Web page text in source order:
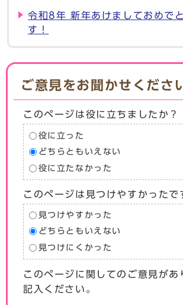
令和8年 新年あけましておめで
す！
ご意見をお聞かせくださ
このページは役に立ちましたか？
役に立った
どちらともいえない
役に立たなかった
このページは見つけやすかったで
見つけやすかった
どちらともいえない
見つけにくかった
このページに関してのご意見があ
記入ください。